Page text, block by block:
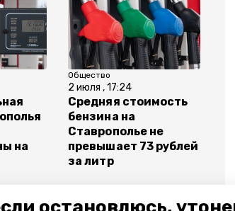
на
Общество
2 июля , 17:24
Средняя стоимость
бензина на
Ставрополье не
превышает 73 рублей
за литр